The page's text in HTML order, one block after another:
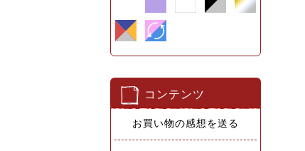
コンテンツ
お買い物の感想を送る